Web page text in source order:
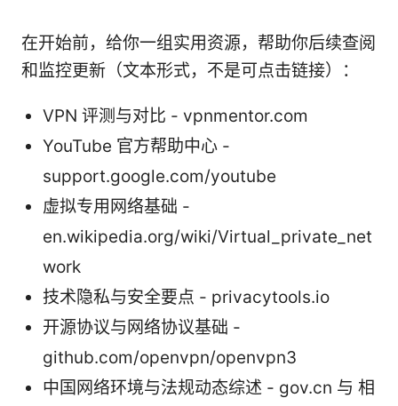
在开始前，给你一组实用资源，帮助你后续查阅
和监控更新（文本形式，不是可点击链接）：
VPN 评测与对比 - vpnmentor.com
YouTube 官方帮助中心 -
support.google.com/youtube
虚拟专用网络基础 -
en.wikipedia.org/wiki/Virtual_private_net
work
技术隐私与安全要点 - privacytools.io
开源协议与网络协议基础 -
github.com/openvpn/openvpn3
中国网络环境与法规动态综述 - gov.cn 与 相